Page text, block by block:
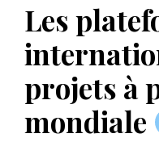
Les
projets à
mondiale